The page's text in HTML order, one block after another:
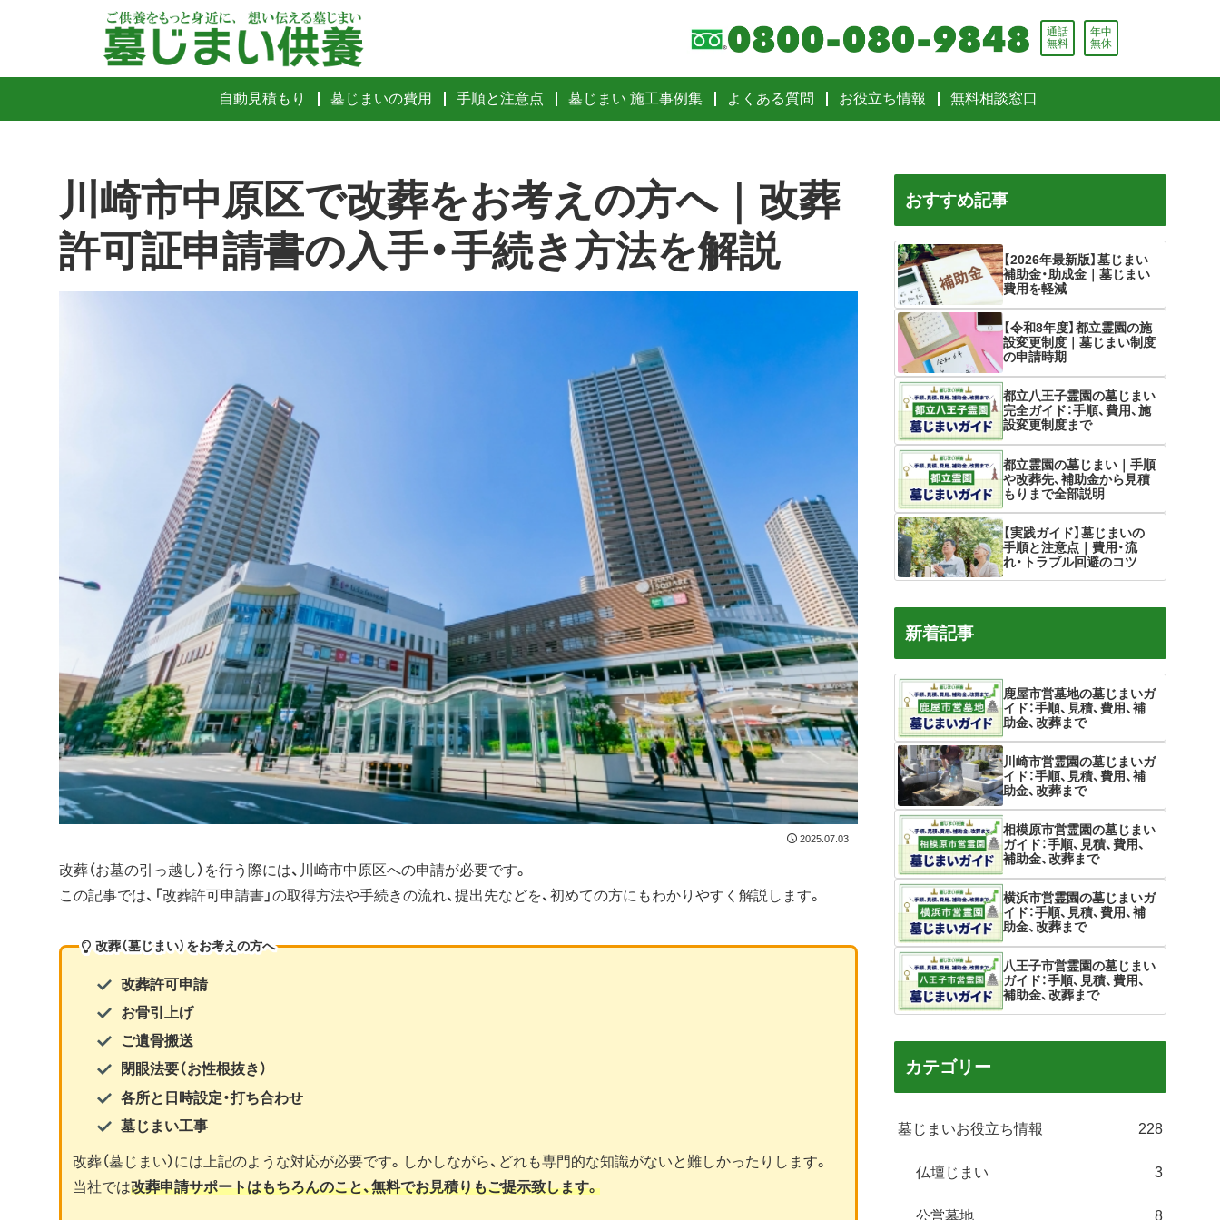
通話
無料
年中
無休
自動見積もり 墓じまいの費用 手順と注意点 墓じまい 施工事例集 よくある質問 お役立ち情報 無料相談窓口
川崎市中原区で改葬をお考えの方へ｜改葬
許可証申請書の入手・手続き方法を解説
2025.07.03
改葬（お墓の引っ越し）を行う際には、川崎市中原区への申請が必要です。
この記事では、「改葬許可申請書」の取得方法や手続きの流れ、提出先などを、初めての方にもわかりやすく解説します。
改葬（墓じまい）をお考えの方へ
改葬許可申請
お骨引上げ
ご遺骨搬送
閉眼法要（お性根抜き）
各所と日時設定・打ち合わせ
墓じまい工事
改葬（墓じまい）には上記のような対応が必要です。しかしながら、どれも専門的な知識がないと難しかったりします。
当社では改葬申請サポートはもちろんのこと、無料でお見積りもご提示致します。
おすすめ記事
【2026年最新版】墓じまい
補助金・助成金｜墓じまい
費用を軽減
【令和8年度】都立霊園の施
設変更制度｜墓じまい制度
の申請時期
都立八王子霊園の墓じまい
完全ガイド：手順、費用、施
設変更制度まで
都立霊園の墓じまい｜手順
や改葬先、補助金から見積
もりまで全部説明
【実践ガイド】墓じまいの
手順と注意点｜費用・流
れ・トラブル回避のコツ
新着記事
鹿屋市営墓地の墓じまいガ
イド：手順、見積、費用、補
助金、改葬まで
川崎市営霊園の墓じまいガ
イド：手順、見積、費用、補
助金、改葬まで
相模原市営霊園の墓じまい
ガイド：手順、見積、費用、
補助金、改葬まで
横浜市営霊園の墓じまいガ
イド：手順、見積、費用、補
助金、改葬まで
八王子市営霊園の墓じまい
ガイド：手順、見積、費用、
補助金、改葬まで
カテゴリー
墓じまいお役立ち情報 228
仏壇じまい 3
公営墓地 8